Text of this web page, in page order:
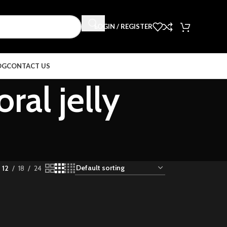
LOGIN / REGISTER
CONTACT US
jelly
12 18 24